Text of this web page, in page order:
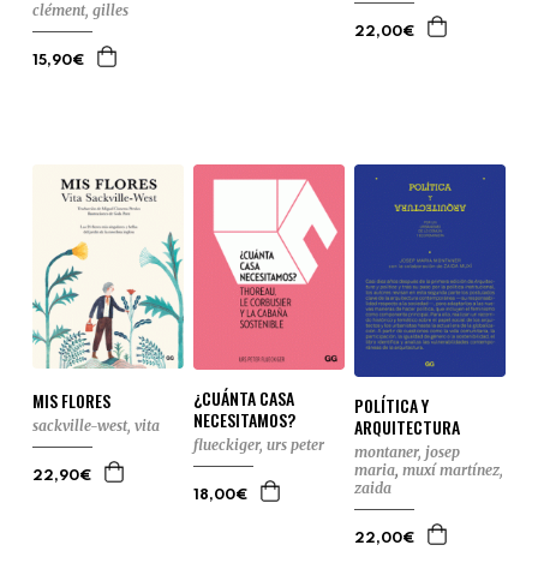
clément, gilles
15,90€
22,00€
MIS FLORES
sackville-west, vita
22,90€
¿CUÁNTA CASA
NECESITAMOS?
flueckiger, urs peter
18,00€
POLÍTICA Y
ARQUITECTURA
montaner, josep
maria, muxí martínez,
zaida
22,00€